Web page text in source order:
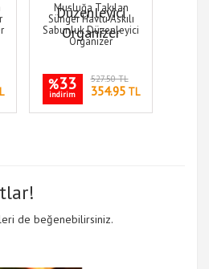
Musluğa Takılan
Sünger Havlu Askılı
Sabunluk Düzenleyici
Organizer
%33
indirim
527.50 TL
354.95TL
de beğenebilirsiniz.